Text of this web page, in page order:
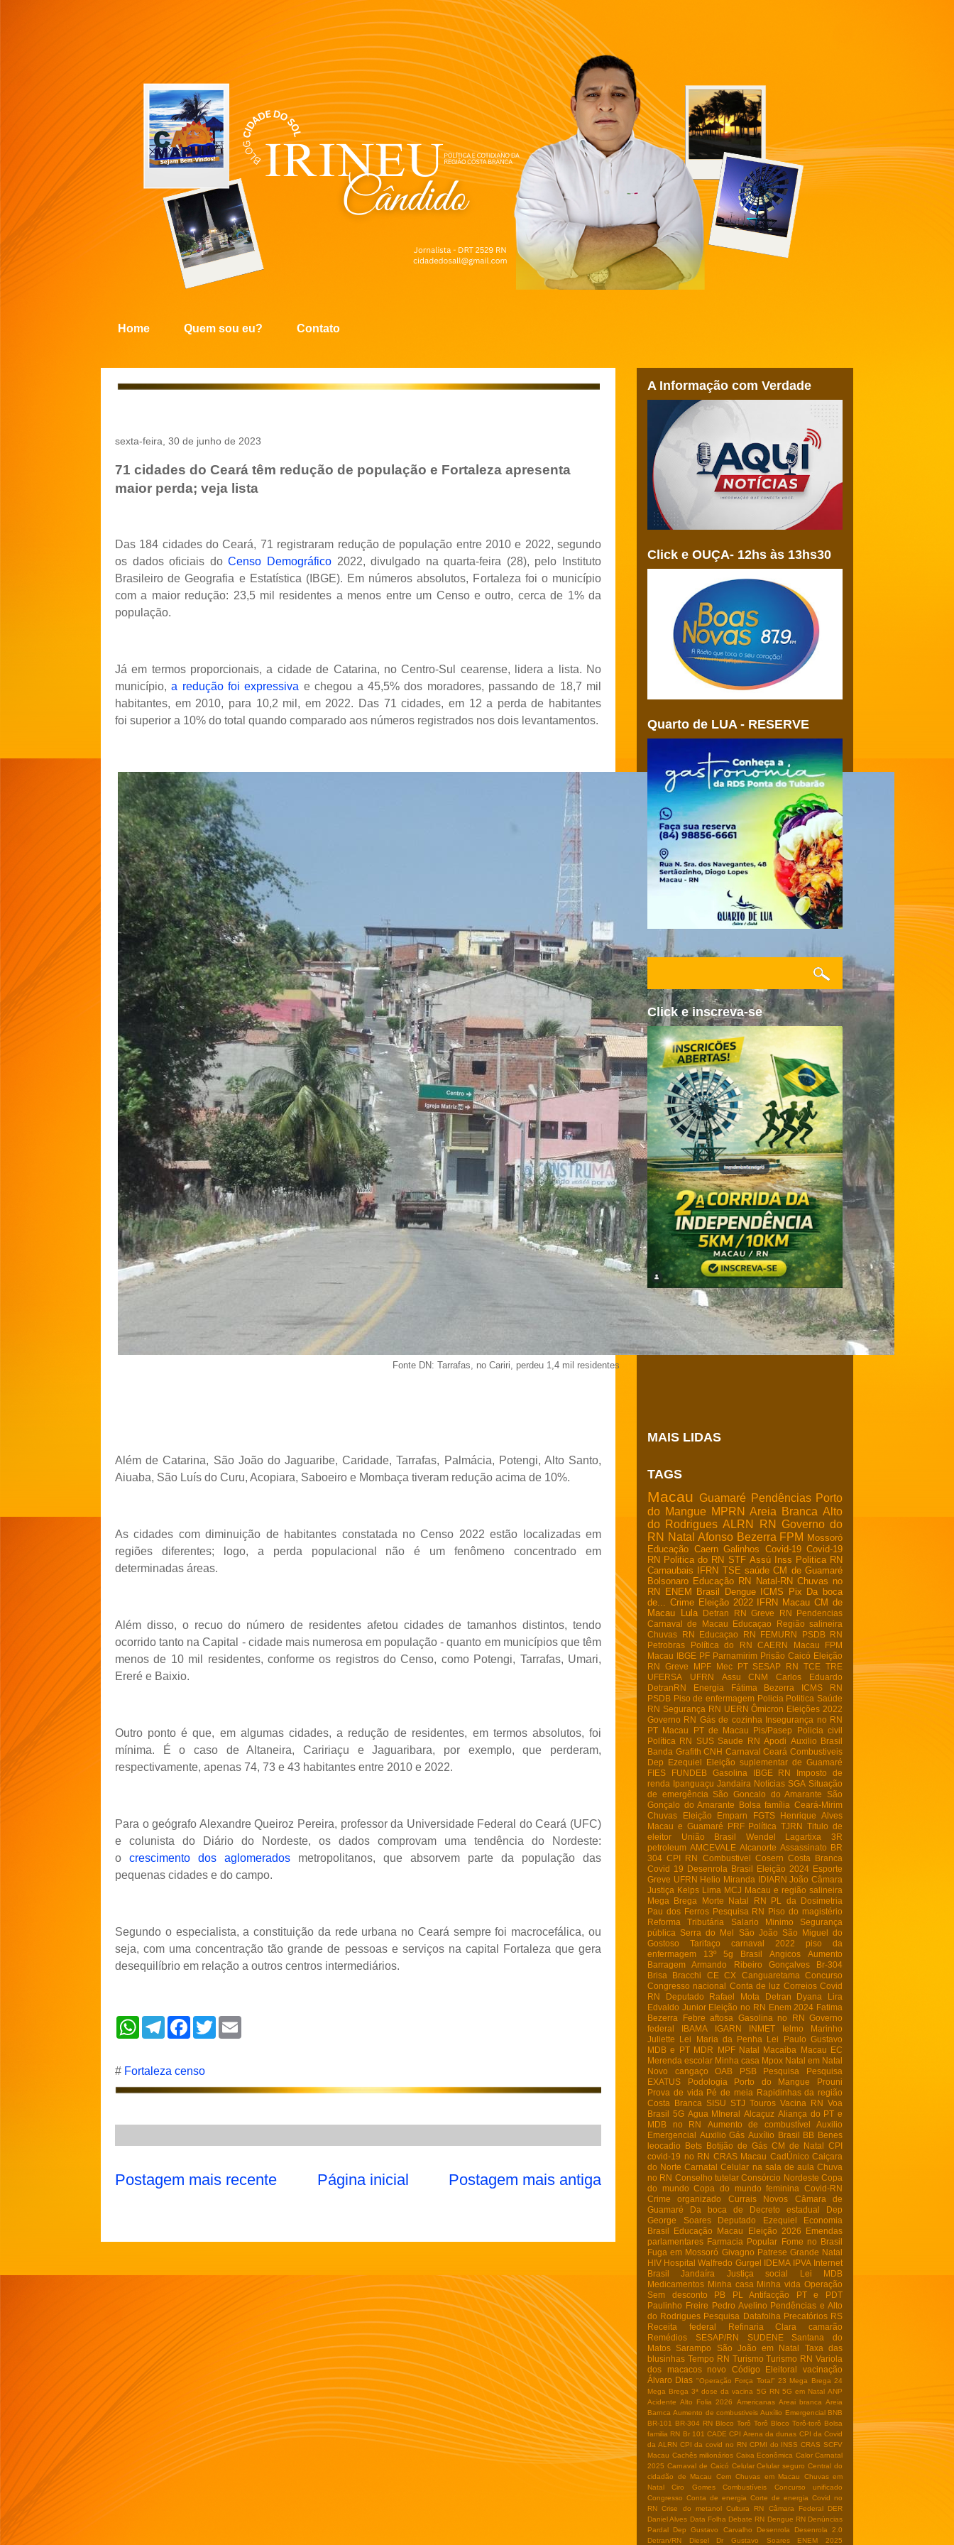
Home Quem sou eu? Contato
sexta-feira, 30 de junho de 2023
71 cidades do Ceará têm redução de população e Fortaleza apresenta
maior perda; veja lista
Das 184 cidades do Ceará, 71 registraram redução de população entre 2010 e 2022, segundo
os dados oficiais doCenso Demográfico2022, divulgado na quarta-feira (28), pelo Instituto
Brasileiro de Geografia e Estatística (IBGE). Em números absolutos, Fortaleza foi o município
com a maior redução: 23,5 mil residentes a menos entre um Censo e outro, cerca de 1% da
população.
Já em termos proporcionais, a cidade de Catarina, no Centro-Sul cearense, lidera a lista. No
município, a redução foi expressiva e chegou a 45,5% dos moradores, passando de 18,7 mil
habitantes, em 2010, para 10,2 mil, em 2022. Das 71 cidades, em 12 a perda de habitantes
foi superior a 10% do total quando comparado aos números registrados nos dois levantamentos.
Fonte DN: Tarrafas, no Cariri, perdeu 1,4 mil residentes
Além de Catarina, São João do Jaguaribe, Caridade, Tarrafas, Palmácia, Potengi, Alto Santo,
Aiuaba, São Luís do Curu, Acopiara, Saboeiro e Mombaça tiveram redução acima de 10%.
As cidades com diminuição de habitantes constatada no Censo 2022 estão localizadas em
regiões diferentes; logo, a perda populacional não é um fenômeno concentrado em
determinadas áreas.
Além disso, o recuo do número de residentes afetou cidades de tamanhos distintos, tendo
ocorrido tanto na Capital - cidade mais numerosa em população - quanto em municípios que têm
menos de 10 mil residentes, conforme os registros do Censo, como Potengi, Tarrafas, Umari,
Ereré e Baixio.
Outro ponto é que, em algumas cidades, a redução de residentes, em termos absolutos, foi
mínima. É o caso de Altaneira, Caririaçu e Jaguaribara, por exemplo, que perderam,
respectivamente, apenas 74, 73 e 43 habitantes entre 2010 e 2022.
Para o geógrafo Alexandre Queiroz Pereira, professor da Universidade Federal do Ceará (UFC)
e colunista do Diário do Nordeste, os dados comprovam uma tendência do Nordeste:
o crescimento dos aglomerados metropolitanos, que absorvem parte da população das
pequenas cidades e do campo.
Segundo o especialista, a constituição da rede urbana no Ceará sempre foi macrocefálica, ou
seja, com uma concentração tão grande de pessoas e serviços na capital Fortaleza que gera
desequilíbrio em relação a outros centros intermediários.
W
s
A
p
T
e
g
r
a
F
a
b
o
o
T
w
r
# Fortaleza censo
Postagem mais recente Postagem mais antiga
Página inicial
A Informação com Verdade
Click e OUÇA- 12hs às 13hs30
Quarto de LUA - RESERVE
Click e inscreva-se
MAIS LIDAS
TAGS
Macau Guamaré Pendências Porto
do Mangue MPRN Areia Branca Alto
do Rodrigues ALRN RN
Governo do
RN Natal Afonso Bezerra FPM Mossoró
Educação Caern Galinhos Covid-19 Covid-19
RN Politica do RN STF Assú Inss Politica RN
Carnaubais
IFRN TSE saúde CM de Guamaré
Bolsonaro Educação RN Natal-RN Chuvas no
RN
ENEM Brasil Dengue ICMS Pix Da boca
de... Crime Eleição 2022 IFRN Macau CM de
Macau
Lula Detran RN Greve RN
Pendencias
Carnaval de Macau
Educaçao
Região salineira
Chuvas RN
Educaçao RN FEMURN
PSDB RN
Petrobras
Política do RN CAERN Macau
FPM
Macau IBGE PF Parnamirim Prisão Caicó Eleição
RN
Greve MPF Mec PT SESAP RN TCE TRE
UFERSA
UFRN Assu CNM
Carlos Eduardo
DetranRN
Energia Fátima Bezerra
ICMS RN
PSDB Piso de enfermagem Policia Politica Saúde
RN Segurança RN UERN Ômicron Eleições 2022
Governo RN Gás de cozinha Insegurança no RN
PT Macau
PT de Macau Pis/Pasep
Policia civil
Política RN
SUS Saude RN Apodi Auxilio Brasil
Banda Grafith CNH Carnaval Ceará Combustiveis
Dep Ezequiel
Eleição suplementar de Guamaré
FIES
FUNDEB Gasolina IBGE RN
Imposto de
renda Ipanguaçu Jandaira Notícias SGA Situação
de emergência
São Goncalo do Amarante
São
Gonçalo do Amarante
Bolsa família Ceará-Mirim
Chuvas
Eleição Emparn FGTS
Henrique Alves
Macau e Guamaré
PRF Política TJRN Titulo de
eleitor
União Brasil Wendel Lagartixa
3R
petroleum AMCEVALE Alcanorte Assassinato BR
304 CPI RN Combustivel Cosern Costa Branca
Covid 19 Desenrola Brasil Eleição 2024 Esporte
Greve UFRN Helio Miranda IDIARN João Câmara
Justiça Kelps Lima MCJ Macau e região salineira
Mega Brega
Morte Natal RN
PL da Dosimetria
Pau dos Ferros Pesquisa RN Piso do magistério
Reforma Tributária
Salario Minimo
Segurança
pública
Serra do Mel São João
São Miguel do
Gostoso
Tarifaço carnaval 2022
piso da
enfermagem
13º 5g Brasil Angicos
Aumento
Barragem Armando Ribeiro Gonçalves
Br-304
Brisa Bracchi
CE CX Canguaretama
Concurso
Congresso nacional Conta de luz Correios Covid
RN
Deputado Rafael Mota Detran
Dyana Lira
Edvaldo Junior Eleição no RN Enem 2024 Fatima
Bezerra
Febre aftosa Gasolina no RN Governo
federal
IBAMA IGARN INMET
Ielmo Marinho
Juliette
Lei Maria da Penha
Lei Paulo Gustavo
MDB e PT MDR MPF Natal Macaiba
Macau EC
Merenda escolar Minha casa Mpox Natal em Natal
Novo cangaço
OAB PSB Pesquisa
Pesquisa
EXATUS
Podologia Porto do Mangue
Prouni
Prova de vida Pé de meia Rapidinhas da região
Costa Branca
SISU STJ Touros Vacina RN Voa
Brasil 5G Agua MIneral Alcaçuz Aliança do PT e
MDB no RN
Aumento de combustível
Auxilio
Emergencial Auxilio Gás Auxílio Brasil BB Benes
leocadio
Bets Botijão de Gás CM de Natal CPI
covid-19 no RN CRAS Macau CadÚnico Caiçara
do Norte Carnatal Celular na sala de aula Chuva
no RN Conselho tutelar Consórcio Nordeste Copa
do mundo Copa do mundo feminina
Covid-RN
Crime organizado
Currais Novos
Câmara de
Guamaré
Da boca de Decreto estadual
Dep
George Soares
Deputado Ezequiel
Economia
Brasil
Educação Macau Eleição 2026
Emendas
parlamentares Farmacia Popular Fome no Brasil
Fuga em Mossoró Givagno Patrese Grande Natal
HIV Hospital Walfredo Gurgel IDEMA IPVA Internet
Brasil
Jandaíra Justiça social Lei
MDB
Medicamentos Minha casa Minha vida Operação
Sem desconto
PB PL Antifacção
PT e PDT
Paulinho Freire Pedro Avelino Pendências e Alto
do Rodrigues Pesquisa Datafolha Precatórios RS
Receita federal
Refinaria Clara camarão
Remédios
SESAP/RN SUDENE
Santana do
Matos
Sarampo São João em Natal
Taxa das
blusinhas Tempo RN Turismo Turismo RN Variola
dos macacos
novo Código Eleitoral
vacinação
Álvaro Dias "Operação Força Total" 23 Mega Brega 24
Mega Brega 3ª dose da vacina 5G RN 5G em Natal ANP
Acidente Alto Folia 2026 Americanas Areai branca Areia
Barnca Aumento de combustiveis Auxílio Emergencial BNB
BR-101
BR-304 RN Bloco Torô Torô Bloco Torô-torô Bolsa
familia RN Br 101 CADE CPI Arena da dunas CPI da Covid
da ALRN CPI da covid no RN CPMI do INSS CRAS SCFV
Macau Cachês milionários Caixa Econômica Calor Carnatal
2025 Carnaval de Caicó Celular Celular seguro Central do
cidadão de Macau
Cern Chuvas em Macau
Chuvas em
Natal
Ciro Gomes Combustíveis
Concurso unificado
Congresso Conta de energia Corte de energia Covid no
RN Crise do metanol Cultura RN Câmara Federal
DER
Daniel Alves Data Folha Debate RN Dengue RN Denúncias
Pardal
Dep Gustavo Carvalho Desenrola
Desenrola 2.0
Detran/RN
Diesel Dr Gustavo Soares ENEM 2025